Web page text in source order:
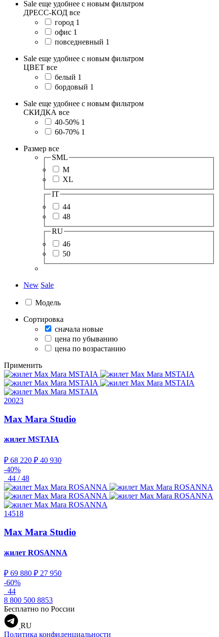
Sale еще удобнее с новым фильтром
ДРЕСС-КОД все
город 1
офис 1
повседневный 1
Sale еще удобнее с новым фильтром
ЦВЕТ все
белый 1
бордовый 1
Sale еще удобнее с новым фильтром
СКИДКА все
40-50% 1
60-70% 1
Размер все
SML
M
XL
IT
44
48
RU
46
50
New Sale
Модель
Сортировка
сначала новые
цена по убыванию
цена по возрастанию
Применить
20023
Max Mara Studio
жилет MSTAIA
₽ 68 220 ₽ 40 930
-40%
44 / 48
14518
Max Mara Studio
жилет ROSANNA
₽ 69 880 ₽ 27 950
-60%
44
8 800 500 8853
Бесплатно по России
RU
Политика конфиденциальности